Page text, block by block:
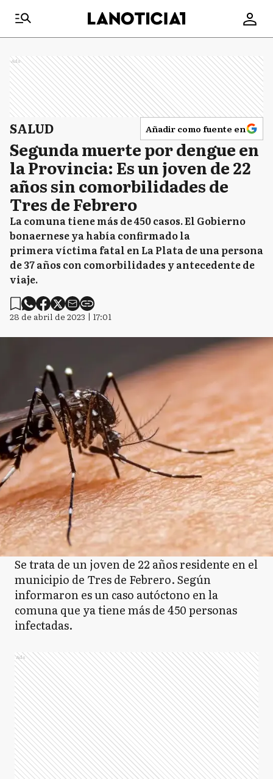
Ads
SALUD Añadir como fuente en
Segunda muerte por dengue en
la Provincia: Es un joven de 22
años sin comorbilidades de
Tres de Febrero
La comuna tiene más de 450 casos. El Gobierno
bonaernese ya había confirmado la
primera víctima fatal en La Plata de una persona
de 37 años con comorbilidades y antecedente de
viaje.
28 de abril de 2023 | 17:01
Se trata de un joven de 22 años residente en el
municipio de Tres de Febrero. Según
informaron es un caso autóctono en la
comuna que ya tiene más de 450 personas
infectadas.
Ads